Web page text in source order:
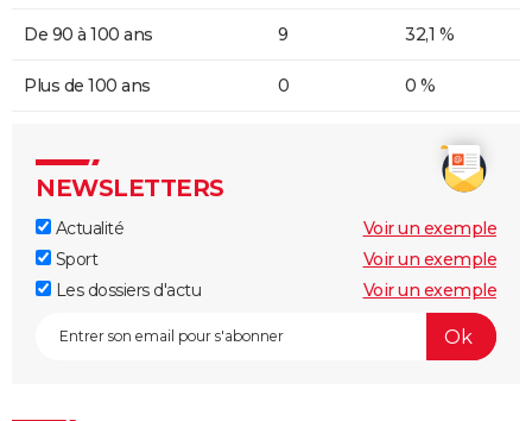
De 90 à 100 ans 9 32,1 %
Plus de 100 ans 0 0 %
NEWSLETTERS
Actualité
Voir un exemple
Sport
Voir un exemple
Les dossiers d'actu
Voir un exemple